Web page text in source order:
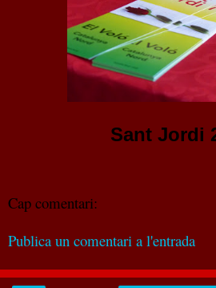
Sant Jordi
Cap comentari:
Publica un comentari a l'entrada